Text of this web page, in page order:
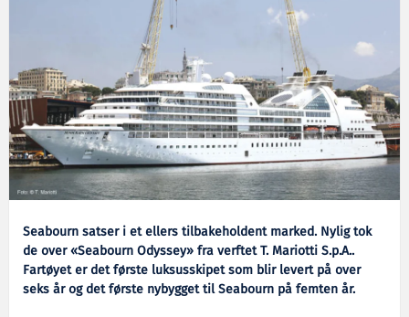
Seabourn satser i et ellers tilbakeholdent marked. Nylig tok
de over «Seabourn Odyssey» fra verftet T. Mariotti S.p.A..
Fartøyet er det første luksusskipet som blir levert på over
seks år og det første nybygget til Seabourn på femten år.